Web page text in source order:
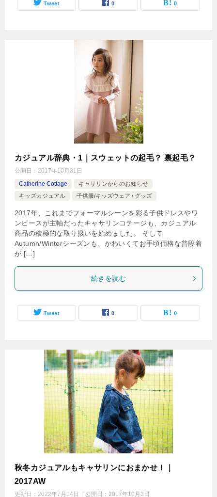
Tweet 0 0
カジュアル辞典・1｜スウェットの起毛？ 裏起毛？
公開日： 2017年10月31日
Catherine Cottage
キャサリンからのお知らせ
キッズカジュアル
子供服/キッズウェア / グッズ
2017年、これまでフォーマルシーンを彩る子供ドレスやワ
ンピースが主軸だったキャサリンコテージも、カジュアル
商品の積極的な取り扱いを始めました。 そして
Autumn/Winterシーズンも、かわいくてお手頃価格な普段着
が […]
続きを読む
Tweet 0 0
秋冬カジュアルもキャサリンにおまかせ！｜
2017AW
更新日： 2022年7月14日 公開日： 2017年10月3日